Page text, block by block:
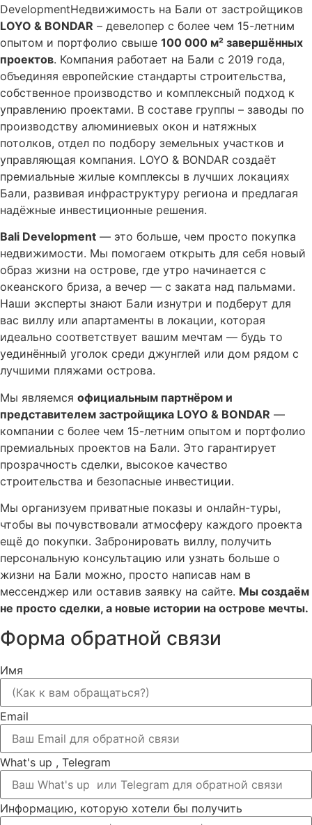
LOYO & BONDAR – девелопер с более чем 15-летним
опытом и портфолио свыше 100 000 м² завершённых
проектов. Компания работает на Бали с 2019 года,
объединяя европейские стандарты строительства,
собственное производство и комплексный подход к
управлению проектами. В составе группы – заводы по
производству алюминиевых окон и натяжных
потолков, отдел по подбору земельных участков и
управляющая компания. LOYO & BONDAR создаёт
премиальные жилые комплексы в лучших локациях
Бали, развивая инфраструктуру региона и предлагая
надёжные инвестиционные решения.
Bali Development — это больше, чем просто покупка
недвижимости. Мы помогаем открыть для себя новый
образ жизни на острове, где утро начинается с
океанского бриза, а вечер — с заката над пальмами.
Наши эксперты знают Бали изнутри и подберут для
вас виллу или апартаменты в локации, которая
идеально соответствует вашим мечтам — будь то
уединённый уголок среди джунглей или дом рядом с
лучшими пляжами острова.
Мы являемся официальным партнёром и
представителем застройщика LOYO & BONDAR —
компании с более чем 15-летним опытом и портфолио
премиальных проектов на Бали. Это гарантирует
прозрачность сделки, высокое качество
строительства и безопасные инвестиции.
Мы организуем приватные показы и онлайн-туры,
чтобы вы почувствовали атмосферу каждого проекта
ещё до покупки. Забронировать виллу, получить
персональную консультацию или узнать больше о
жизни на Бали можно, просто написав нам в
мессенджер или оставив заявку на сайте. Мы создаём
не просто сделки, а новые истории на острове мечты.
Форма обратной связи
Имя
Email
What's up , Telegram
Информацию, которую хотели бы получить